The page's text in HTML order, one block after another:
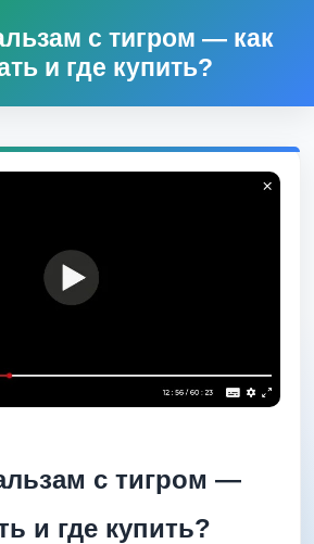
с тигром — как
и где купить?
с тигром —
и где купить?